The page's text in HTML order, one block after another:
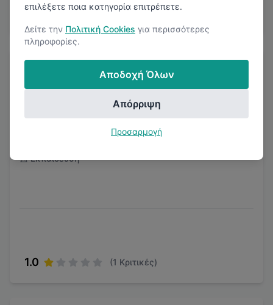
Εκπαίδευση
1.0 (1 Κριτικές)
επιλέξετε ποια κατηγορία επιτρέπετε.
Δείτε την Πολιτική Cookies για περισσότερες
πληροφορίες.
Αποδοχή Όλων
Απόρριψη
Προσαρμογή